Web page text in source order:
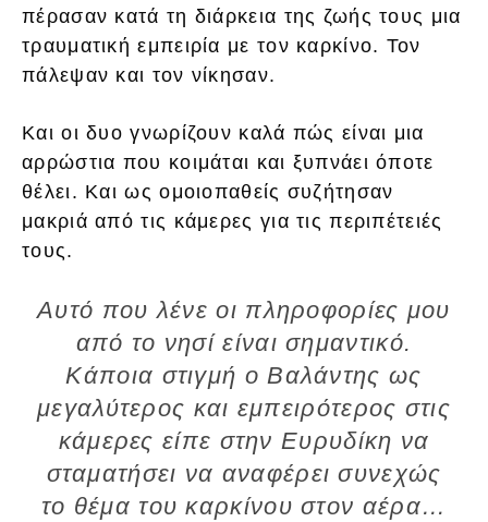
πέρασαν κατά τη διάρκεια της ζωής τους μια
τραυματική εμπειρία με τον καρκίνο. Τον
πάλεψαν και τον νίκησαν.
Και οι δυο γνωρίζουν καλά πώς είναι μια
αρρώστια που κοιμάται και ξυπνάει όποτε
θέλει. Και ως ομοιοπαθείς συζήτησαν
μακριά από τις κάμερες για τις περιπέτειές
τους.
Αυτό που λένε οι πληροφορίες μου
από το νησί είναι σημαντικό.
Κάποια στιγμή ο Βαλάντης ως
μεγαλύτερος και εμπειρότερος στις
κάμερες είπε στην Ευρυδίκη να
σταματήσει να αναφέρει συνεχώς
το θέμα του καρκίνου στον αέρα…